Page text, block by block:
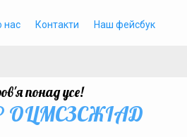
нас Контакти Наш фейсбук
понад усе!
ОЦМСЗСЖIАД